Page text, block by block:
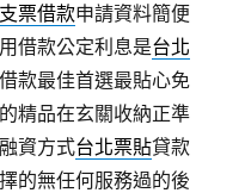
票借款申請資料簡便
借款公定利息是台北
款最佳首選最貼心免
精品在玄關收納正準
資方式台北票貼貸款
的無任何服務過的後